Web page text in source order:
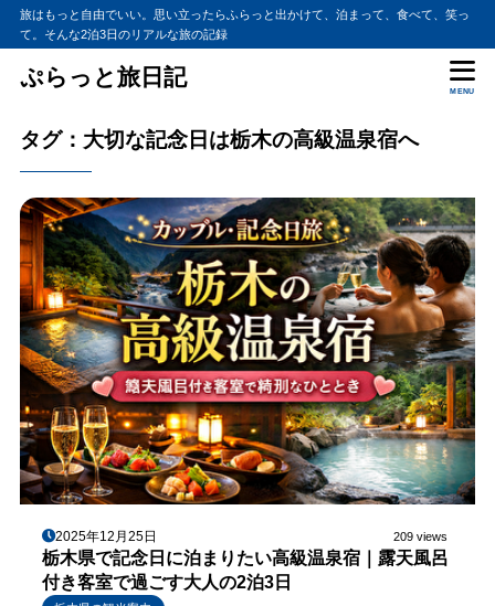
旅はもっと自由でいい。思い立ったらふらっと出かけて、泊まって、食べて、笑っ
て。そんな2泊3日のリアルな旅の記録
ぷらっと旅日記
MENU
タグ：大切な記念日は栃木の高級温泉宿へ
2025年12月25日 209 views
栃木県で記念日に泊まりたい高級温泉宿｜露天風呂
付き客室で過ごす大人の2泊3日